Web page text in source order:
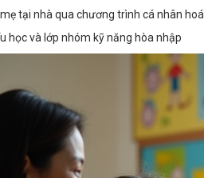
tại nhà qua chương trình cá nhân hoá
học và lớp nhóm kỹ năng hòa nhập